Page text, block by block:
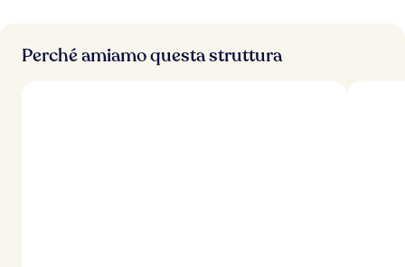
Perché amiamo questa struttura